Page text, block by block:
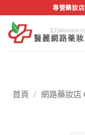
to
content
專營藥妝
首頁 / 網路藥妝店